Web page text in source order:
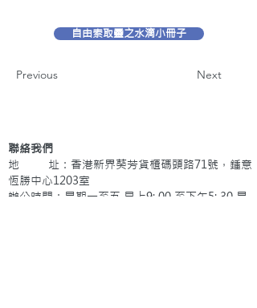
自由索取靈之水滴小冊子
Previous Next
聯絡我們
地 址：香港新界葵芳貨櫃碼頭路71號，鍾意
恆勝中心1203室
辦公時間：星期一至五 早上9: 00 至下午5: 30 星